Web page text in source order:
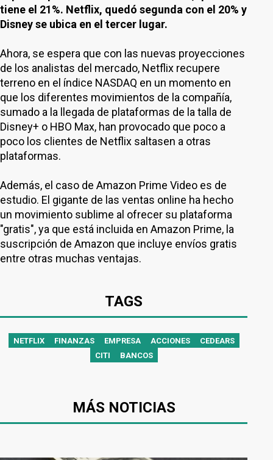
tiene el 21%. Netflix, quedó segunda con el 20% y
Disney se ubica en el tercer lugar.
Ahora, se espera que con las nuevas proyecciones
de los analistas del mercado, Netflix recupere
terreno en el índice NASDAQ en un momento en
que los diferentes movimientos de la compañía,
sumado a la llegada de plataformas de la talla de
Disney+ o HBO Max, han provocado que poco a
poco los clientes de Netflix saltasen a otras
plataformas.
Además, el caso de Amazon Prime Video es de
estudio. El gigante de las ventas online ha hecho
un movimiento sublime al ofrecer su plataforma
"gratis", ya que está incluida en Amazon Prime, la
suscripción de Amazon que incluye envíos gratis
entre otras muchas ventajas.
TAGS
NETFLIX FINANZAS EMPRESA ACCIONES
CEDEARS
CITI
BANCOS
MÁS NOTICIAS